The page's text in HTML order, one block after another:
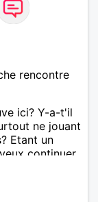
rencontre
ici? Y-a-t'il
ne jouant
Etant un
continuer
famille
et autres